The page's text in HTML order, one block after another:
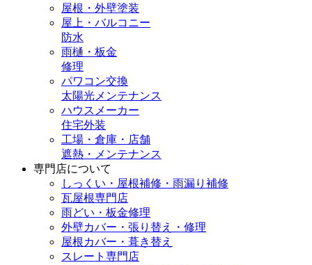
屋根・外壁塗装
屋上・バルコニー
防水
雨樋・板金
修理
パワコン交換
太陽光メンテナンス
ハウスメーカー
住宅外装
工場・倉庫・店舗
遮熱・メンテナンス
専門店について
しっくい・屋根補修・雨漏り補修
瓦屋根専門店
雨どい・板金修理
外壁カバー・張り替え・修理
屋根カバー・葺き替え
スレート専門店